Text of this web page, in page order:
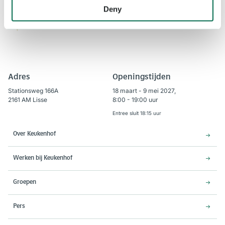
Deny
Adres
Stationsweg 166A
2161 AM Lisse
Openingstijden
18 maart - 9 mei 2027,
8:00 - 19:00 uur
Entree sluit 18:15 uur
Over Keukenhof
Werken bij Keukenhof
Groepen
Pers